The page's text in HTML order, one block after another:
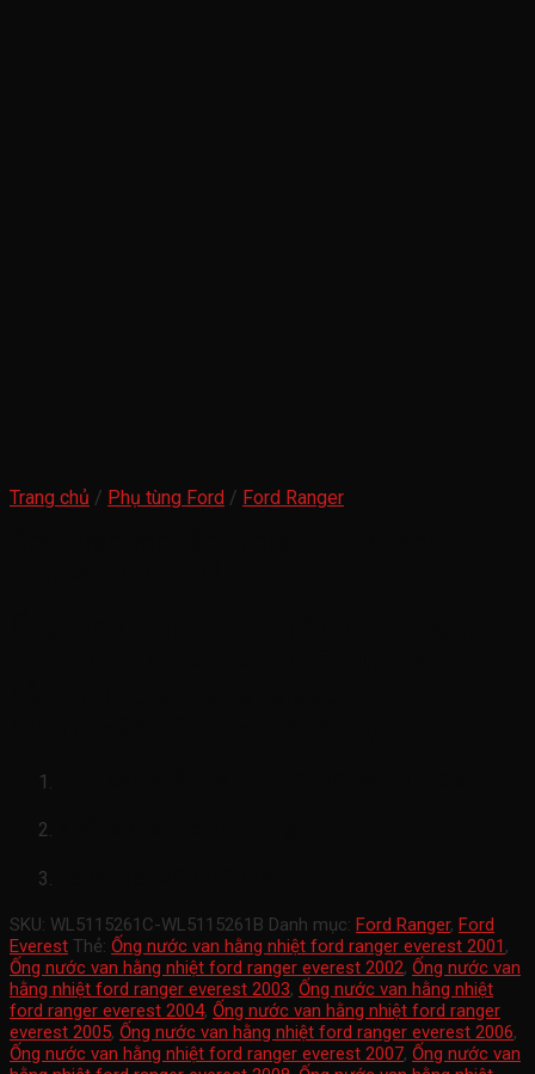
Trang chủ / Phụ tùng Ford / Ford Ranger
SKU: WL5115261C-WL5115261B Danh mục: Ford Ranger, Ford
Everest Thẻ: Ống nước van hằng nhiệt ford ranger everest 2001 ,
Ống nước van hằng nhiệt ford ranger everest 2002, Ống nước van
hằng nhiệt ford ranger everest 2003, Ống nước van hằng nhiệt
ford ranger everest 2004, Ống nước van hằng nhiệt ford ranger
everest 2005, Ống nước van hằng nhiệt ford ranger everest 2006,
Ống nước van hằng nhiệt ford ranger everest 2007, Ống nước van